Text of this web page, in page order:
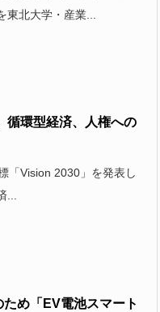
北大学・産業...
循環型経済、人権への
「Vision 2030」を発表し
...
め「EV電池スマート